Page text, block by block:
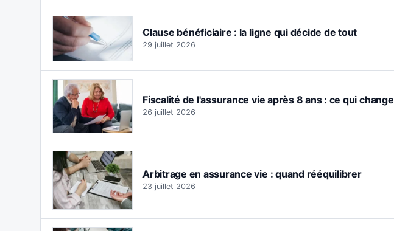
Clause bénéficiaire : la ligne qui décide de tout
29 juillet 2026
Fiscalité de l'assurance vie après 8 ans : ce qui change
26 juillet 2026
Arbitrage en assurance vie : quand rééquilibrer
23 juillet 2026